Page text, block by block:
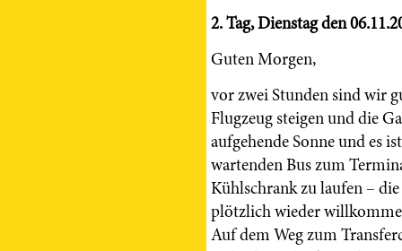
2. Tag, Dienstag den
Guten Morgen,
vor zwei Stunden sind wir
Flugzeug steigen und die
aufgehende Sonne und es
wartenden Bus zum
Kühlschrank zu laufen –
plötzlich wieder
Auf dem Weg zum